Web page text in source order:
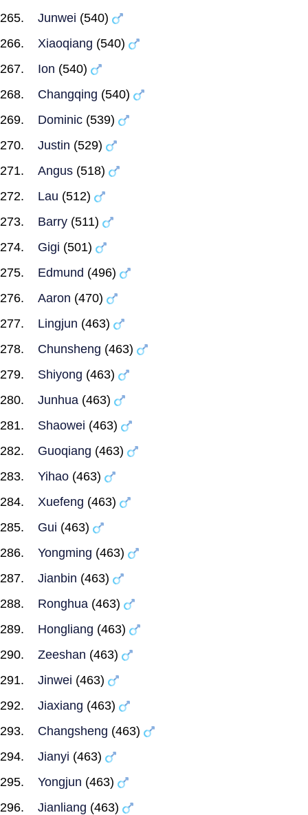
Junwei (540)
Xiaoqiang (540)
Ion (540)
Changqing (540)
Dominic (539)
Justin (529)
Angus (518)
Lau (512)
Barry (511)
Gigi (501)
Edmund (496)
Aaron (470)
Lingjun (463)
Chunsheng (463)
Shiyong (463)
Junhua (463)
Shaowei (463)
Guoqiang (463)
Yihao (463)
Xuefeng (463)
Gui (463)
Yongming (463)
Jianbin (463)
Ronghua (463)
Hongliang (463)
Zeeshan (463)
Jinwei (463)
Jiaxiang (463)
Changsheng (463)
Jianyi (463)
Yongjun (463)
Jianliang (463)